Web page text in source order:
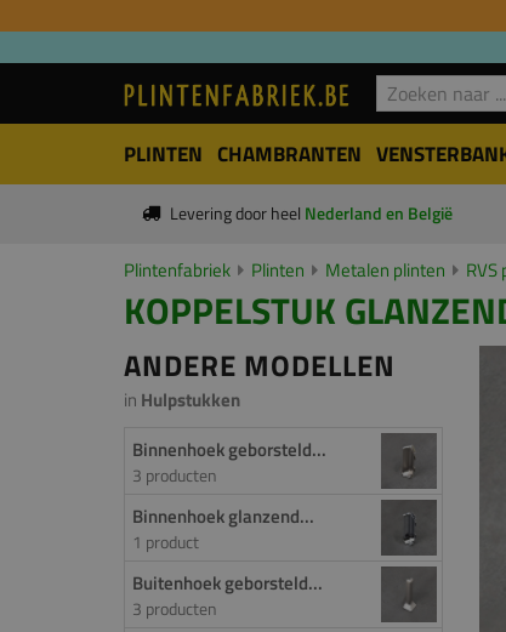
PLINTEN CHAMBRANTEN
Levering door heel Nederland en België
Plintenfabriek Plinten Metalen plinten RVS
KOPPELSTUK
ANDERE MODELLEN
in Hulpstukken
Binnenhoek geborsteld...
3 producten
Binnenhoek glanzend...
1 product
Buitenhoek geborsteld...
3 producten